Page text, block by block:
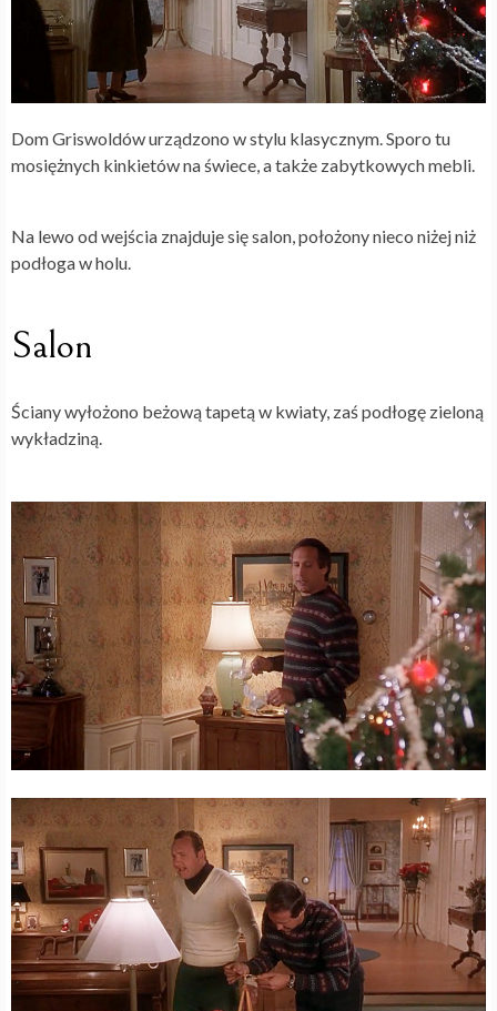
Dom Griswoldów urządzono w stylu klasycznym. Sporo tu
mosiężnych kinkietów na świece, a także zabytkowych mebli.
Na lewo od wejścia znajduje się salon, położony nieco niżej niż
podłoga w holu.
Salon
Ściany wyłożono beżową tapetą w kwiaty, zaś podłogę zieloną
wykładziną.